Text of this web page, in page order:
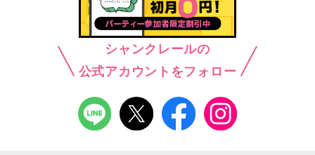
シャンクレールの
公式アカウントをフォロー